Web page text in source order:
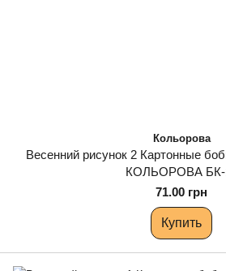
Кольорова
Весенний рисунок 2 Картонные
КОЛЬОРОВА БК-
71.00 грн
Купить